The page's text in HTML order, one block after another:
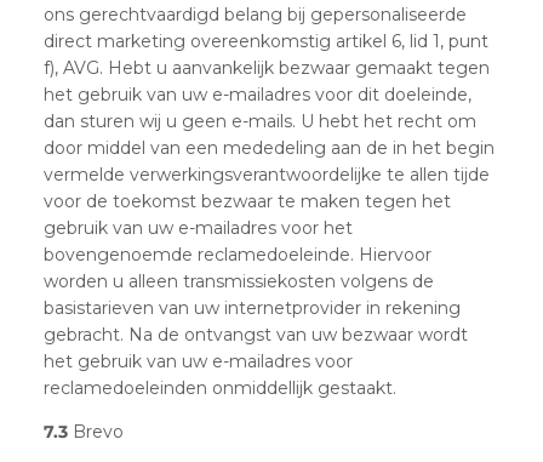
ons gerechtvaardigd belang bij gepersonaliseerde
direct marketing overeenkomstig artikel 6, lid 1, punt
f), AVG. Hebt u aanvankelijk bezwaar gemaakt tegen
het gebruik van uw e-mailadres voor dit doeleinde,
dan sturen wij u geen e-mails. U hebt het recht om
door middel van een mededeling aan de in het begin
vermelde verwerkingsverantwoordelijke te allen tijde
voor de toekomst bezwaar te maken tegen het
gebruik van uw e-mailadres voor het
bovengenoemde reclamedoeleinde. Hiervoor
worden u alleen transmissiekosten volgens de
basistarieven van uw internetprovider in rekening
gebracht. Na de ontvangst van uw bezwaar wordt
het gebruik van uw e-mailadres voor
reclamedoeleinden onmiddellijk gestaakt.
7.3 Brevo